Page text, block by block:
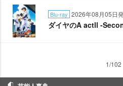
Blu-ray 2026年08月05日
ダイヤのA actⅡ -
1/102